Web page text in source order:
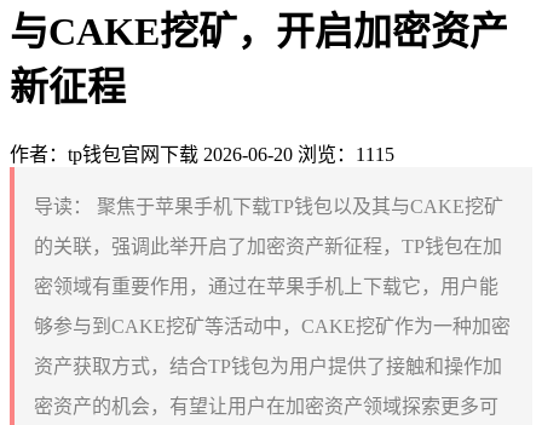
与CAKE挖矿，开启加密资产
新征程
作者：tp钱包官网下载 2026-06-20 浏览：1115
导读：
聚焦于苹果手机下载TP钱包以及其与CAKE挖矿
的关联，强调此举开启了加密资产新征程，TP钱包在加
密领域有重要作用，通过在苹果手机上下载它，用户能
够参与到CAKE挖矿等活动中，CAKE挖矿作为一种加密
资产获取方式，结合TP钱包为用户提供了接触和操作加
密资产的机会，有望让用户在加密资产领域探索更多可